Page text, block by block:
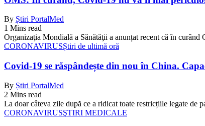
By Știri PortalMed
1 Mins read
Organizaţia Mondială a Sănătăţii a anunțat recent că în
CORONAVIRUSȘtiri de ultimă oră
Covid-19 se răspândește din nou în China.
By Știri PortalMed
2 Mins read
La doar câteva zile după ce a ridicat toate restricțiile legate
CORONAVIRUSŞTIRI MEDICALE